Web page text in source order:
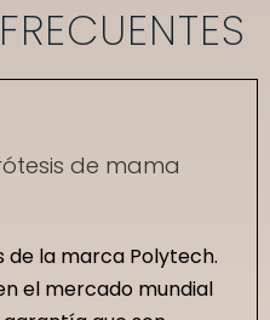
de mama
de la marca Polytech.
el mercado mundial